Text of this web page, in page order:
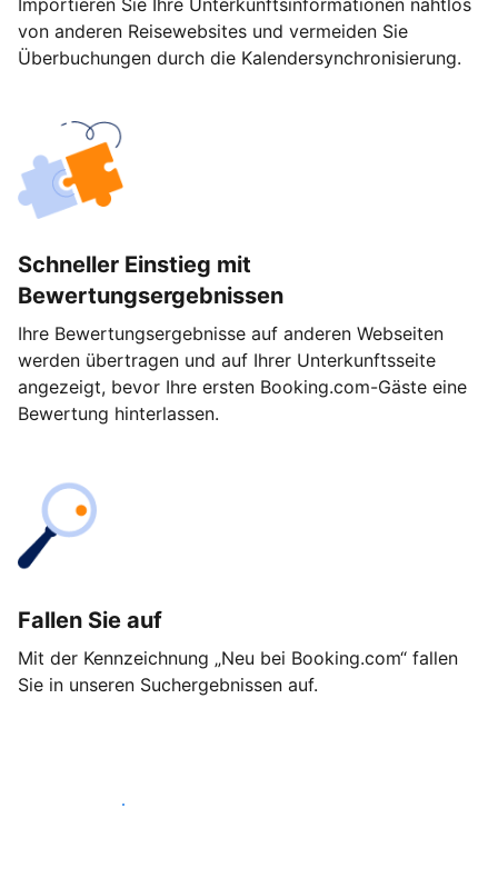
Importieren Sie Ihre Unterkunftsinformationen nahtlos
von anderen Reisewebsites und vermeiden Sie
Überbuchungen durch die Kalendersynchronisierung.
Schneller Einstieg mit
Bewertungsergebnissen
Ihre Bewertungsergebnisse auf anderen Webseiten
werden übertragen und auf Ihrer Unterkunftsseite
angezeigt, bevor Ihre ersten Booking.com-Gäste eine
Bewertung hinterlassen.
Fallen Sie auf
Mit der Kennzeichnung „Neu bei Booking.com“ fallen
Sie in unseren Suchergebnissen auf.
Noch heute loslegen